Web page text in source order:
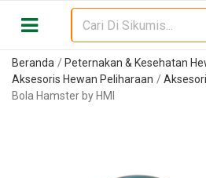
Beranda
Peternakan & Kesehatan
Aksesoris Hewan Peliharaan
Bola Hamster by HMI